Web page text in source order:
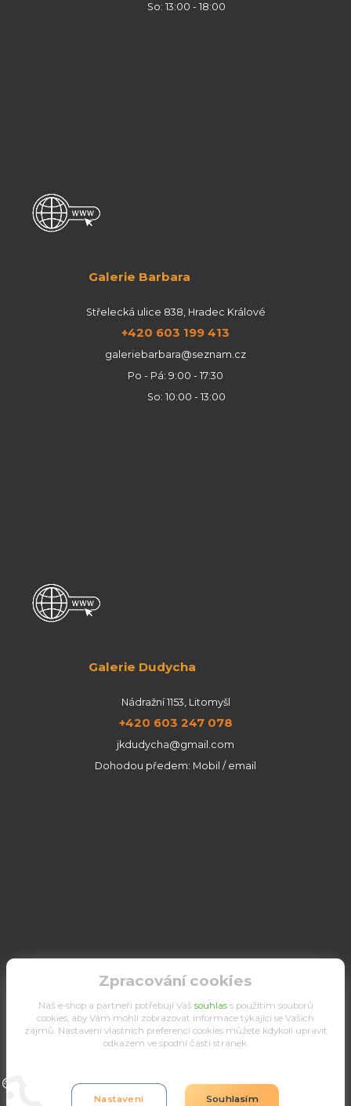
So: 13:00 - 18:00
Galerie Barbara
Střelecká ulice 838, Hradec Králové
+420 603 199 413
galeriebarbara@seznam.cz
Po - Pá: 9:00 - 17:30
So: 10:00 - 13:00
Galerie Dudycha
Nádražní 1153, Litomyšl
+420 603 247 078
jkdudycha@gmail.com
Dohodou předem: Mobil / email
Upravit sběr cookies.
Zpracování cookies
Náš e-shop a partneři potřebují Váš souhlass použitím souborů
cookies, aby Vám mohli zobrazovat informace týkající se Vašich
zájmů. Nastavení vlastních preferencí cookies můžete kdykoli upravit
odkazem ve spodní části stránek.
Nastavení Souhlasím